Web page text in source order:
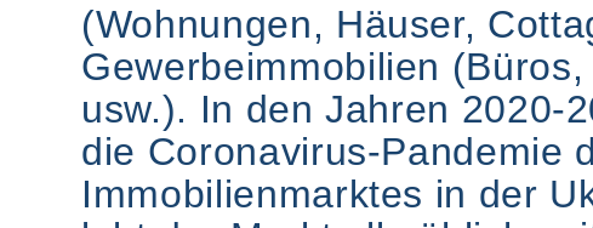
(Wohnungen, Häuser,
Gewerbeimmobilien
usw.). In den Jahren 2020-
die Coronavirus-Pandemie
Immobilienmarktes in der